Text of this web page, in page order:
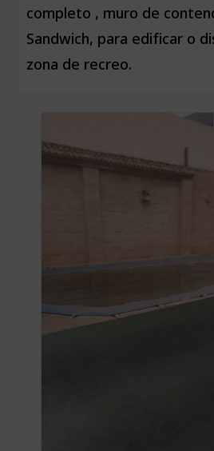
completo , muro de
Sandwich, para edificar o
zona de recreo.